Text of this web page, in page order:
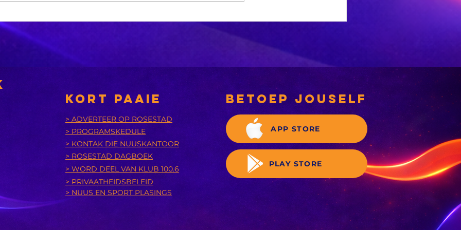
Sneeu word in
verwag
'n Ligte
betoep jouself
APP STORE
PLAY STORE
KORT PAAIE
> ADVERTEER OP ROSESTAD
> PROGRAMSKEDULE
> KONTAK DIE NUUSKANTOOR
> ROSESTAD DAGBOEK
> WORD DEEL VAN KLUB 100.6
> PRIVAATHEIDSBELEID
> NUUS EN SPORT PLASINGS